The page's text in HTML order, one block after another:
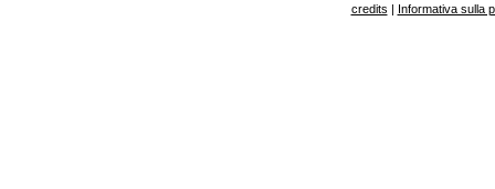
credits | Informativa sulla